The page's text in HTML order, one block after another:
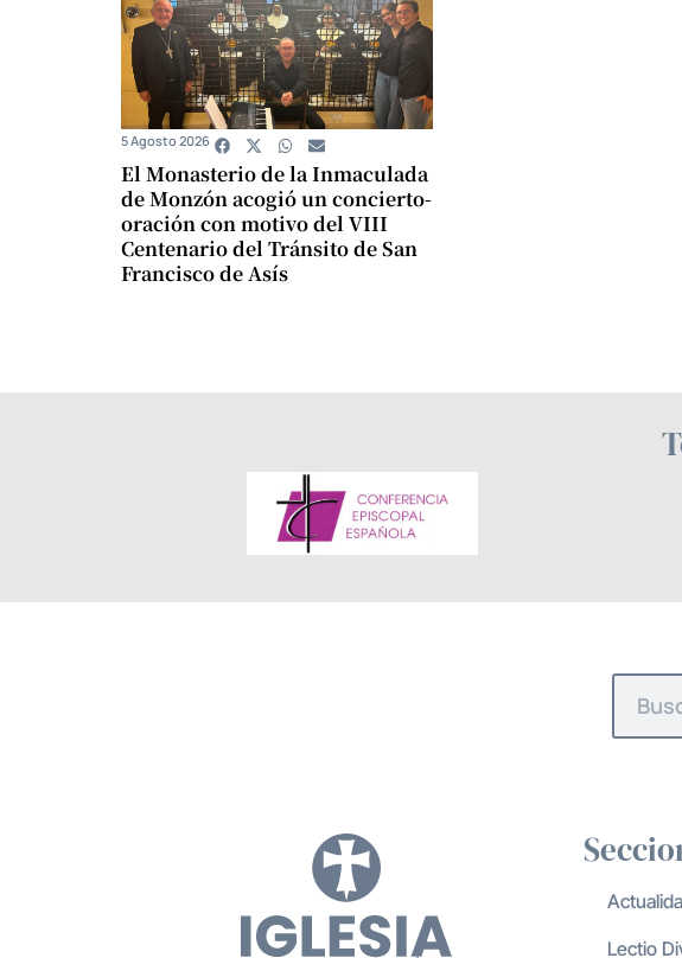
El Monasterio de la Inmaculada
de Monzón acogió un concierto-
oración con motivo del VIII
Centenario del Tránsito de San
Francisco de Asís
5 Agosto 2026
Lectio